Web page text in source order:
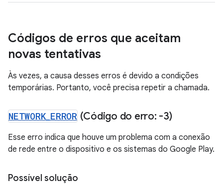
Códigos de erros que aceitam
novas tentativas
Às vezes, a causa desses erros é devido a condições
temporárias. Portanto, você precisa repetir a chamada.
NETWORK_ ERROR (Código do erro: -3)
Esse erro indica que houve um problema com a conexão
de rede entre o dispositivo e os sistemas do Google Play.
Possível solução